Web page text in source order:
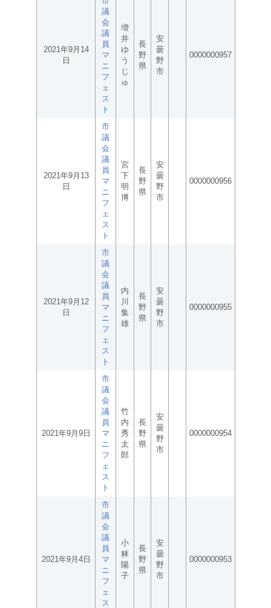
2021年9月14
日
議
会
議
員
マ
ニ
フ
ェ
ス
ト
増
井
ゆ
う
じ
ゅ
長
野
県
安
曇
野
市
0000000957
2021年9月13
日
市
議
会
議
員
マ
ニ
フ
ェ
ス
ト
宮
下
明
博
長
野
県
安
曇
野
市
0000000956
2021年9月12
日
市
議
会
議
員
マ
ニ
フ
ェ
ス
ト
内
川
集
雄
長
野
県
安
曇
野
市
0000000955
2021年9月9日
市
議
会
議
員
マ
ニ
フ
ェ
ス
ト
竹
内
秀
太
郎
長
野
県
安
曇
野
市
0000000954
2021年9月4日
市
議
会
議
員
マ
ニ
フ
ェ
ス
小
林
陽
子
長
野
県
安
曇
野
市
0000000953